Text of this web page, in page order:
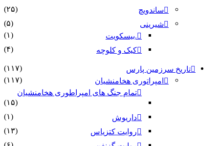
ساندویچ
(۲۵)
شیرینی
(۵)
.بیسکویت
(۱)
کیک و کلوچه
(۴)
تاریخ سرزمین پارس
(۱۱۷)
امپراتوری هخامنشیان
(۱۱۷)
تمام جنگ های امپراطوری هخامنشیان
(۱۵)
داریوش
(۱)
روایت کتزیاس
(۱۳)